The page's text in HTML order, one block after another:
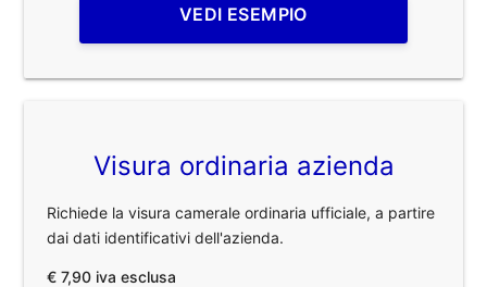
VEDI ESEMPIO
Visura ordinaria azienda
Richiede la visura camerale ordinaria ufficiale, a partire
dai dati identificativi dell'azienda.
€ 7,90 iva esclusa